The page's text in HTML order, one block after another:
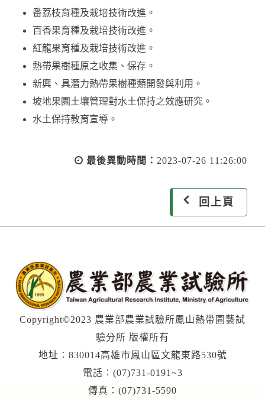
番荔枝育種及栽培技術改進。
百香果育種及栽培技術改進。
紅龍果育種及栽培技術改進。
熱帶果樹種原之收集、保存。
新興、具潛力熱帶果樹種類開發與利用。
坡地果園土壤管理對水土保持之效應研究。
水土保持教育宣導。
最後異動時間： 2023-07-26 11:26:00
回上頁
Copyright©2023 農業部農業試驗所鳳山熱帶園藝試
驗分所 版權所有
地址︰830014高雄市鳳山區文龍東路530號
電話︰(07)731-0191~3
傳真：(07)731-5590